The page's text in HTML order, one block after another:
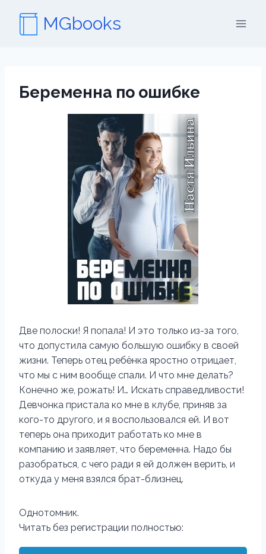
содержимому
MGbooks
Беременна по ошибке
Две полоски! Я попала! И это только из-за того,
что допустила самую большую ошибку в своей
жизни. Теперь отец ребёнка яростно отрицает,
что мы с ним вообще спали. И что мне делать?
Конечно же, рожать! И… Искать справедливости!
Девчонка пристала ко мне в клубе, приняв за
кого-то другого, и я воспользовался ей. И вот
теперь она приходит работать ко мне в
компанию и заявляет, что беременна. Надо бы
разобраться, с чего ради я ей должен верить, и
откуда у меня взялся брат-близнец.
Однотомник.
Читать без регистрации полностью: